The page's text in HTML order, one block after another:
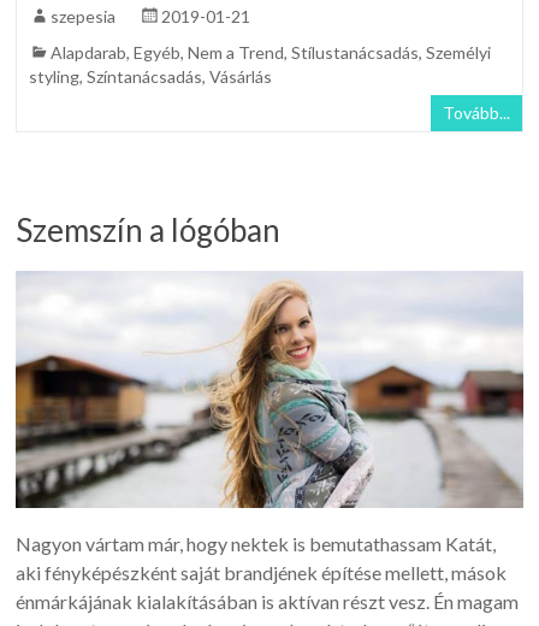
szepesia
2019-01-21
Alapdarab,Egyéb,Nem a Trend,Stílustanácsadás,Személyi
styling,Színtanácsadás,Vásárlás
Tovább...
Szemszín a lógóban
Nagyon vártam már, hogy nektek is bemutathassam Katát,
aki fényképészként saját brandjének építése mellett, mások
énmárkájának kialakításában is aktívan részt vesz. Én magam